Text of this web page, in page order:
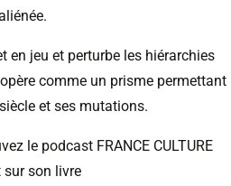
en jeu et perturbe les hiérarchies
comme un prisme permettant
et ses mutations.
le podcast FRANCE CULTURE
sur son livre